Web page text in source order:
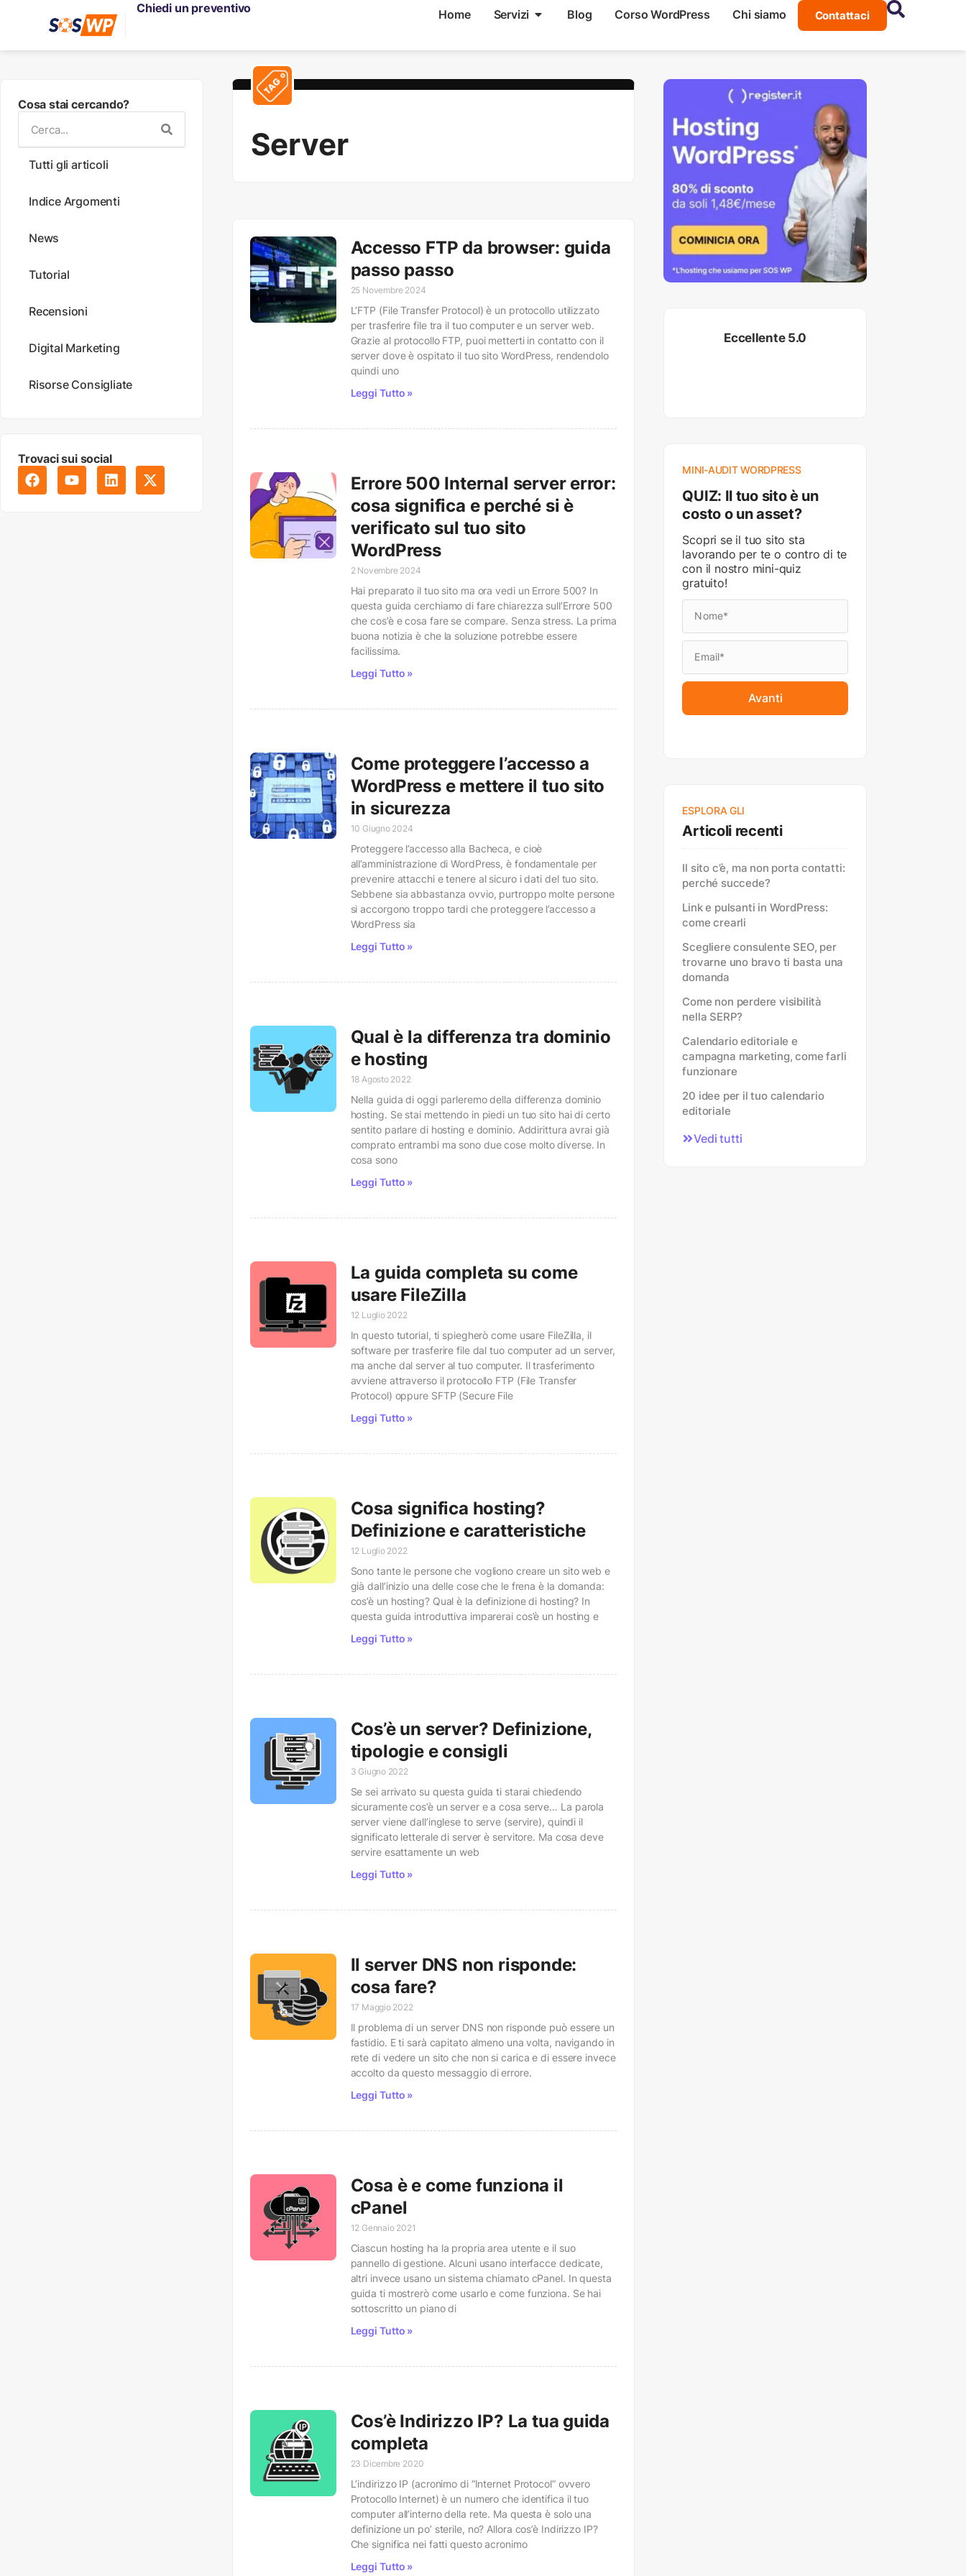
Home Servizi Blog Corso WordPress Chi siamo Contattaci
Chiedi un preventivo
Cosa stai cercando?
Tutti gli articoli
Indice Argomenti
News
Tutorial
Recensioni
Digital Marketing
Risorse Consigliate
Trovaci sui social
Server
Accesso FTP da browser: guida
passo passo
25 Novembre 2024
L’FTP (File Transfer Protocol) è un protocollo utilizzato
per trasferire file tra il tuo computer e un server web.
Grazie al protocollo FTP, puoi metterti in contatto con il
server dove è ospitato il tuo sito WordPress, rendendolo
quindi uno
Leggi Tutto »
Errore 500 Internal server error:
cosa significa e perché si è
verificato sul tuo sito
WordPress
2 Novembre 2024
Hai preparato il tuo sito ma ora vedi un Errore 500? In
questa guida cerchiamo di fare chiarezza sull’Errore 500
che cos’è e cosa fare se compare. Senza stress. La prima
buona notizia è che la soluzione potrebbe essere
facilissima.
Leggi Tutto »
Come proteggere l’accesso a
WordPress e mettere il tuo sito
in sicurezza
10 Giugno 2024
Proteggere l’accesso alla Bacheca, e cioè
all’amministrazione di WordPress, è fondamentale per
prevenire attacchi e tenere al sicuro i dati del tuo sito.
Sebbene sia abbastanza ovvio, purtroppo molte persone
si accorgono troppo tardi che proteggere l’accesso a
WordPress sia
Leggi Tutto »
Qual è la differenza tra dominio
e hosting
18 Agosto 2022
Nella guida di oggi parleremo della differenza dominio
hosting. Se stai mettendo in piedi un tuo sito hai di certo
sentito parlare di hosting e dominio. Addirittura avrai già
comprato entrambi ma sono due cose molto diverse. In
cosa sono
Leggi Tutto »
La guida completa su come
usare FileZilla
12 Luglio 2022
In questo tutorial, ti spiegherò come usare FileZilla, il
software per trasferire file dal tuo computer ad un server,
ma anche dal server al tuo computer. Il trasferimento
avviene attraverso il protocollo FTP (File Transfer
Protocol) oppure SFTP (Secure File
Leggi Tutto »
Cosa significa hosting?
Definizione e caratteristiche
12 Luglio 2022
Sono tante le persone che vogliono creare un sito web e
già dall’inizio una delle cose che le frena è la domanda:
cos’è un hosting? Qual è la definizione di hosting? In
questa guida introduttiva imparerai cos’è un hosting e
Leggi Tutto »
Cos’è un server? Definizione,
tipologie e consigli
3 Giugno 2022
Se sei arrivato su questa guida ti starai chiedendo
sicuramente cos’è un server e a cosa serve… La parola
server viene dall’inglese to serve (servire), quindi il
significato letterale di server è servitore. Ma cosa deve
servire esattamente un web
Leggi Tutto »
Il server DNS non risponde:
cosa fare?
17 Maggio 2022
Il problema di un server DNS non risponde può essere un
fastidio. E ti sarà capitato almeno una volta, navigando in
rete di vedere un sito che non si carica e di essere invece
accolto da questo messaggio di errore.
Leggi Tutto »
Cosa è e come funziona il
cPanel
12 Gennaio 2021
Ciascun hosting ha la propria area utente e il suo
pannello di gestione. Alcuni usano interfacce dedicate,
altri invece usano un sistema chiamato cPanel. In questa
guida ti mostrerò come usarlo e come funziona. Se hai
sottoscritto un piano di
Leggi Tutto »
Cos’è Indirizzo IP? La tua guida
completa
23 Dicembre 2020
L’indirizzo IP (acronimo di “Internet Protocol” ovvero
Protocollo Internet) è un numero che identifica il tuo
computer all’interno della rete. Ma questa è solo una
definizione un po’ sterile, no? Allora cos’è Indirizzo IP?
Che significa nei fatti questo acronimo
Leggi Tutto »
Eccellente 5.0
MINI-AUDIT WORDPRESS
QUIZ: Il tuo sito è un
costo o un asset?
Scopri se il tuo sito sta
lavorando per te o contro di te
con il nostro mini-quiz
gratuito!
Avanti
ESPLORA GLI
Articoli recenti
Il sito c’è, ma non porta contatti:
perché succede?
Link e pulsanti in WordPress:
come crearli
Scegliere consulente SEO, per
trovarne uno bravo ti basta una
domanda
Come non perdere visibilità
nella SERP?
Calendario editoriale e
campagna marketing, come farli
funzionare
20 idee per il tuo calendario
editoriale
Vedi tutti